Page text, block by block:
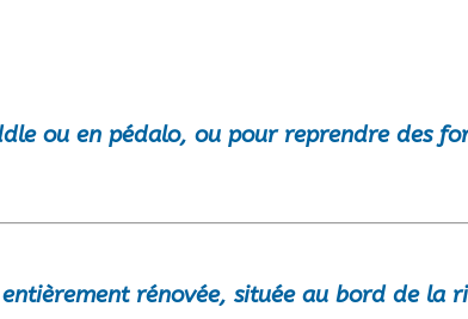
ou enpédalo, ou pour reprendre des
rénovée, située au bord de la